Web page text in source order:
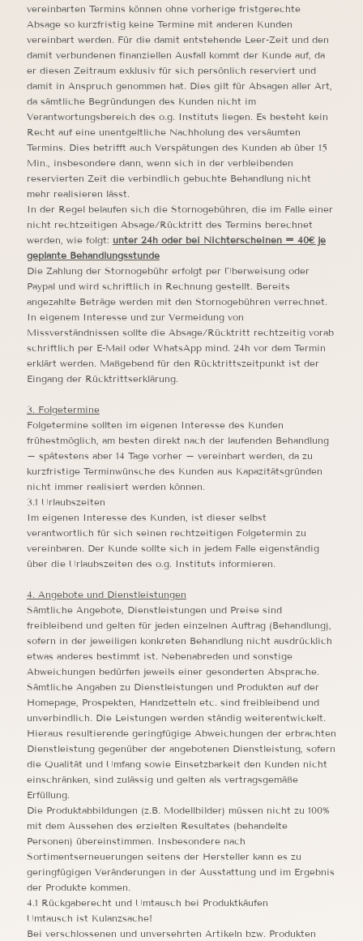
vereinbarten Termins können ohne vorherige fristgerechte
Absage so kurzfristig keine Termine mit anderen Kunden
vereinbart werden. Für die damit entstehende Leer-Zeit und den
damit verbundenen finanziellen Ausfall kommt der Kunde auf, da
er diesen Zeitraum exklusiv für sich persönlich reserviert und
damit in Anspruch genommen hat. Dies gilt für Absagen aller Art,
da sämtliche Begründungen des Kunden nicht im
Verantwortungsbereich des o.g. Instituts liegen. Es besteht kein
Recht auf eine unentgeltliche Nachholung des versäumten
Termins. Dies betrifft auch Verspätungen des Kunden ab über 15
Min., insbesondere dann, wenn sich in der verbleibenden
reservierten Zeit die verbindlich gebuchte Behandlung nicht
mehr realisieren lässt.
In der Regel belaufen sich die Stornogebühren, die im Falle einer
nicht rechtzeitigen Absage/Rücktritt des Termins berechnet
werden, wie folgt: unter 24h oder bei Nichterscheinen = 40€ je
geplante Behandlungsstunde
Die Zahlung der Stornogebühr erfolgt per Überweisung oder
Paypal und wird schriftlich in Rechnung gestellt. Bereits
angezahlte Beträge werden mit den Stornogebühren verrechnet.
In eigenem Interesse und zur Vermeidung von
Missverständnissen sollte die Absage/Rücktritt rechtzeitig vorab
schriftlich per E-Mail oder WhatsApp mind. 24h vor dem Termin
erklärt werden. Maßgebend für den Rücktrittszeitpunkt ist der
Eingang der Rücktrittserklärung.
3. Folgetermine
Folgetermine sollten im eigenen Interesse des Kunden
frühestmöglich, am besten direkt nach der laufenden Behandlung
– spätestens aber 14 Tage vorher – vereinbart werden, da zu
kurzfristige Terminwünsche des Kunden aus Kapazitätsgründen
nicht immer realisiert werden können.
3.1 Urlaubszeiten
Im eigenen Interesse des Kunden, ist dieser selbst
verantwortlich für sich seinen rechtzeitigen Folgetermin zu
vereinbaren. Der Kunde sollte sich in jedem Falle eigenständig
über die Urlaubszeiten des o.g. Instituts informieren.
4. Angebote und Dienstleistungen
Sämtliche Angebote, Dienstleistungen und Preise sind
freibleibend und gelten für jeden einzelnen Auftrag (Behandlung),
sofern in der jeweiligen konkreten Behandlung nicht ausdrücklich
etwas anderes bestimmt ist. Nebenabreden und sonstige
Abweichungen bedürfen jeweils einer gesonderten Absprache.
Sämtliche Angaben zu Dienstleistungen und Produkten auf der
Homepage, Prospekten, Handzetteln etc. sind freibleibend und
unverbindlich. Die Leistungen werden ständig weiterentwickelt.
Hieraus resultierende geringfügige Abweichungen der erbrachten
Dienstleistung gegenüber der angebotenen Dienstleistung, sofern
die Qualität und Umfang sowie Einsetzbarkeit den Kunden nicht
einschränken, sind zulässig und gelten als vertragsgemäße
Erfüllung.
Die Produktabbildungen (z.B. Modellbilder) müssen nicht zu 100%
mit dem Aussehen des erzielten Resultates (behandelte
Personen) übereinstimmen. Insbesondere nach
Sortimentserneuerungen seitens der Hersteller kann es zu
geringfügigen Veränderungen in der Ausstattung und im Ergebnis
der Produkte kommen.
4.1 Rückgaberecht und Umtausch bei Produktkäufen
Umtausch ist Kulanzsache!
Bei verschlossenen und unversehrten Artikeln bzw. Produkten